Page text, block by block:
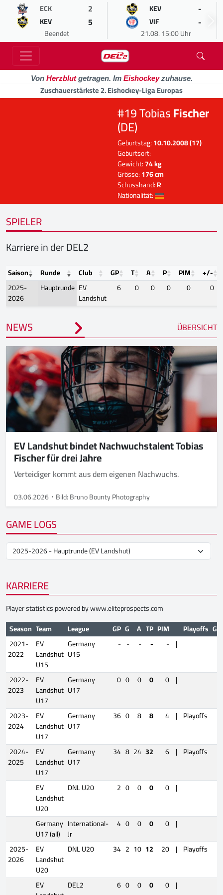
ECK 2
KEV 5
Beendet
KEV -
VIF -
21.08. 15:00 Uhr
Von Herzblutgetragen. Im Eishockeyzuhause.
Zuschauerstärkste 2. Eishockey-Liga Europas
#19 TobiasFischer
(DE)
Geburtstag:10.10.2008 (17)
Geburtsort:
Gewicht:74 kg
Grösse:176 cm
Schusshand:R
Nationalität:
SPIELER
Karriere in der DEL2
Saison Runde Club GP T A P PIM
+/-
2025-
2026
Hauptrunde EV
Landshut
6 0 0 0 0 0
NEWS ÜBERSICHT
EV Landshut bindet Nachwuchstalent Tobias
Fischer für drei Jahre
Verteidiger kommt aus dem eigenen Nachwuchs.
03.06.2026 Bild: Bruno Bounty Photography
GAME LOGS
KARRIERE
Player statistics powered bywww.eliteprospects.com
Season Team League GP G A TP PIM Playoffs GP
2021-
2022
EV
Landshut
U15
Germany
U15
- - - - - |
2022-
2023
EV
Landshut
U17
Germany
U17
0 0 0 0 0 |
2023-
2024
EV
Landshut
U17
Germany
U17
36 0 8 8 4 | Playoffs
2024-
2025
EV
Landshut
U17
Germany
U17
34 8 24 32 6 | Playoffs
EV
Landshut
U20
DNL U20 2 0 0 0 0 |
Germany
U17 (all)
International-
Jr
4 0 0 0 0 |
2025-
2026
EV
Landshut
U20
DNL U20 34 2 10 12 20 | Playoffs
EV
DEL2 6 0 0 0 0 |